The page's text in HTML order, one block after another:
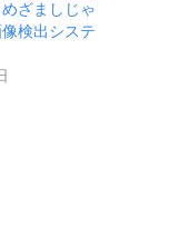
ざましじゃ
検出システ